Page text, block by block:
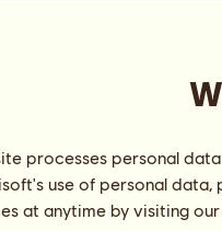
processes personal
use of personal data,
at anytime by visiting our